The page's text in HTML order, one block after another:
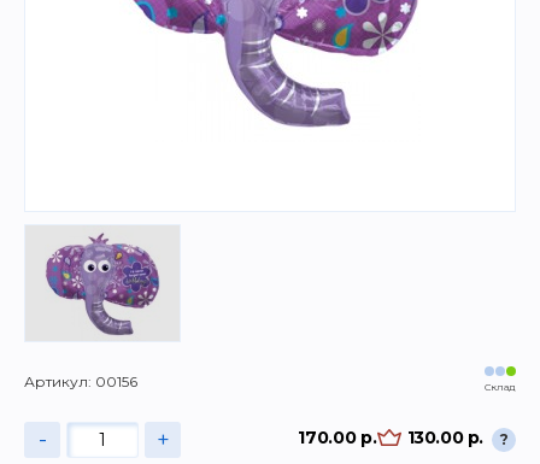
Артикул: 00156 Склад
- + 170.00 р. 130.00 р. ?